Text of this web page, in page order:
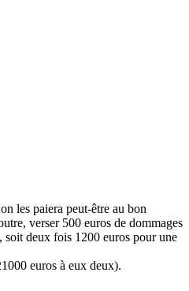
les paiera peut-être au bon
verser 500 euros de dommages
soit deux fois 1200 euros pour une
euros à eux deux).